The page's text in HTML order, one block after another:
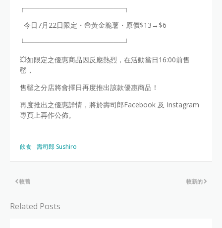
┌────────────────────┐
今日7月22日限定・🍟黃金脆薯・原價$13→$6
└────────────────────┘
💥如限定之優惠商品因反應熱烈，在活動當日16:00前售
罄，
售罄之分店將會擇日再度推出該款優惠商品！
再度推出之優惠詳情，將於壽司郎Facebook 及 Instagram
專頁上再作公佈。
飲食 壽司郎 Sushiro
較新的
較舊
Related Posts